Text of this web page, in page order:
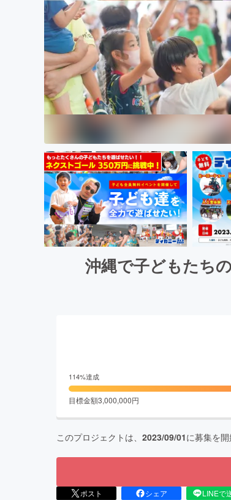
沖縄で子どもたち
114%達成
目標金額3,000,000円
このプロジェクトは、 2023/09/01に募集を開
ポスト シェア LINEで